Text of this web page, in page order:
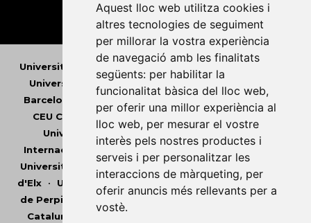
Aquest lloc web utilitza cookies i
altres tecnologies de seguiment
per millorar la vostra experiència
de navegació amb les finalitats
següents: per habilitar la
funcionalitat bàsica del lloc web,
per oferir una millor experiència al
lloc web, per mesurar el vostre
interès pels nostres productes i
serveis i per personalitzar les
interaccions de màrqueting, per
oferir anuncis més rellevants per a
vostè.
Universitat Abat Oliba CEU
Universitat d'Andorra
•
Universitat Autònoma de
Barcelona
Universitat de Barcelona
Universitat
CEU Cardenal Herrera
Universitat de Girona
Universitat de les Illes Balears
Internacional de Catalunya
Universitat Jaume I
Universitat de Lleida
Universitat Miguel Hernández
d'Elx• Universitat Oberta de Catalunya •Universitat
de Perpinyà Via Domitia
Universitat Politècnica de
Catalunya